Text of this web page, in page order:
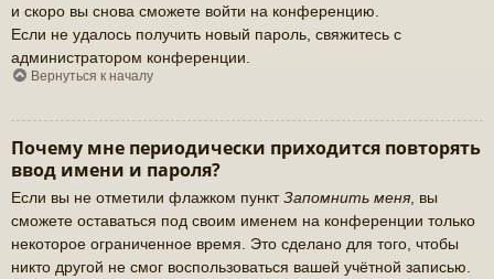
и скоро вы снова сможете войти на конференцию.
Если не удалось получить новый пароль, свяжитесь с
администратором конференции.
Вернуться к началу
Почему мне периодически приходится повторять
ввод имени и пароля?
Если вы не отметили флажком пунктЗапомнить меня , вы
сможете оставаться под своим именем на конференции только
некоторое ограниченное время. Это сделано для того, чтобы
никто другой не смог воспользоваться вашей учётной записью.